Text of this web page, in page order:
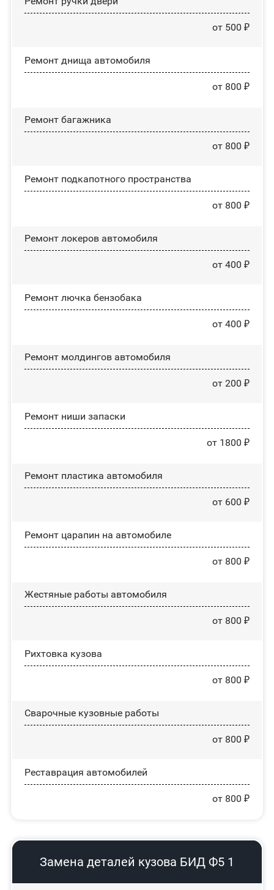
от 500 ₽
Ремонт днища автомобиля
от 800 ₽
Ремонт багажника
от 800 ₽
Ремонт подкапотного пространства
от 800 ₽
Ремонт лoĸepoв автомобиля
от 400 ₽
Ремонт лючка бензобака
от 400 ₽
Ремонт молдингов автомобиля
от 200 ₽
Ремонт ниши запаски
от 1800 ₽
Ремонт пластика автомобиля
от 600 ₽
Ремонт царапин на автомобиле
от 800 ₽
Жестяные работы автомобиля
от 800 ₽
Рихтовка кузова
от 800 ₽
Сварочные кузовные работы
от 800 ₽
Реставрация автомобилей
от 800 ₽
Замена деталей кузова БИД Ф5 1